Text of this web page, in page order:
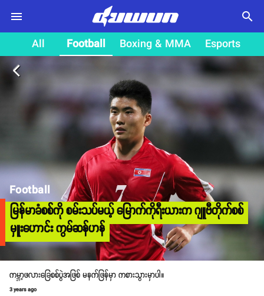
search
All Football Boxing & MMA Esports
arrow_back_ios
Football
မြန်မာခံစစ်ကို စမ်းသပ်မယ့် မြောက်ကိုရီးယားက ဂျူဗီတိုက်စစ်
မှူးဟောင်း ကွမ်ဆန်ဟန်
ကမ္ဘာ့ဖလားခြေစစ်ပွဲအဖြစ် မနက်ဖြန်မှာ ကစားသွားမှာပါ။
3 years ago